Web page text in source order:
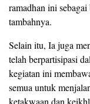
ramadhan ini
tambahnya.
Selain itu, Ia juga
telah berpartisipasi
kegiatan ini
semua untuk
ketakwaan dan